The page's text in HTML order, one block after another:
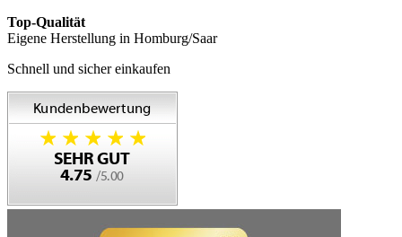
Top-Qualität
Eigene Herstellung in Homburg/Saar
Schnell und sicher einkaufen